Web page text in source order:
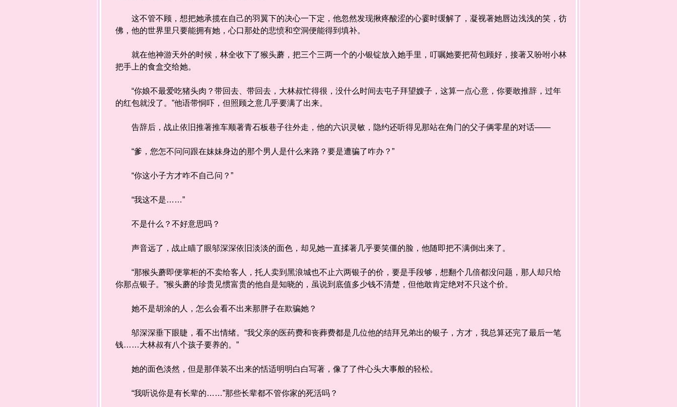
这不管不顾，想把她承揽在自己的羽翼下的决心一下定，他忽然发现揪疼酸涩的心霎时缓解了，凝视著她唇边浅浅的笑，彷
佛，他的世界里只要能拥有她，心口那处的悲愤和空洞便能得到填补。
就在他神游天外的时候，林全收下了猴头蘑，把三个三两一个的小银锭放入她手里，叮嘱她要把荷包顾好，接著又吩咐小林
把手上的食盒交给她。
“你娘不最爱吃猪头肉？带回去、带回去，大林叔忙得很，没什么时间去屯子拜望嫂子，这算一点心意，你要敢推辞，过年
的红包就没了。”他语带恫吓，但照顾之意几乎要满了出来。
告辞后，战止依旧推著推车顺著青石板巷子往外走，他的六识灵敏，隐约还听得见那站在角门的父子俩零星的对话——
“爹，您怎不问问跟在妹妹身边的那个男人是什么来路？要是遭骗了咋办？”
“你这小子方才咋不自己问？”
“我这不是……”
不是什么？不好意思吗？
声音远了，战止瞄了眼邬深深依旧淡淡的面色，却见她一直揉著几乎要笑僵的脸，他随即把不满倒出来了。
“那猴头蘑即便掌柜的不卖给客人，托人卖到黑浪城也不止六两银子的价，要是手段够，想翻个几倍都没问题，那人却只给
你那点银子。”猴头蘑的珍贵见惯富贵的他自是知晓的，虽说到底值多少钱不清楚，但他敢肯定绝对不只这个价。
她不是胡涂的人，怎么会看不出来那胖子在欺骗她？
邬深深垂下眼睫，看不出情绪。“我父亲的医药费和丧葬费都是几位他的结拜兄弟出的银子，方才，我总算还完了最后一笔
钱……大林叔有八个孩子要养的。”
她的面色淡然，但是那佯装不出来的恬适明明白白写著，像了了件心头大事般的轻松。
“我听说你是有长辈的……”那些长辈都不管你家的死活吗？